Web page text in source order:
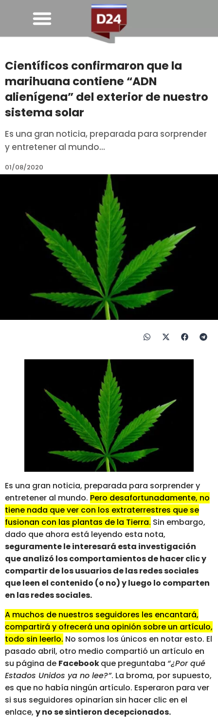
Científicos confirmaron que la
marihuana contiene “ADN
alienígena” del exterior de nuestro
sistema solar
Es una gran noticia, preparada para sorprender
y entretener al mundo...
01/08/2020
Es una gran noticia, preparada para sorprender y
entretener al mundo. Pero desafortunadamente, no
tiene nada que ver con los extraterrestres que se
fusionan con las plantas de la Tierra. Sin embargo,
dado que ahora está leyendo esta nota,
seguramente le interesará esta investigación
que analizó los comportamientos de hacer clic y
compartir de los usuarios de las redes sociales
que leen el contenido (o no) y luego lo comparten
en las redes sociales.
A muchos de nuestros seguidores les encantará,
compartirá y ofrecerá una opinión sobre un artículo,
todo sin leerlo. No somos los únicos en notar esto. El
pasado abril, otro medio compartió un artículo en
su página de Facebookque preguntaba “¿Por qué
Estados Unidos ya no lee?”. La broma, por supuesto,
es que no había ningún artículo. Esperaron para ver
si sus seguidores opinarían sin hacer clic en el
enlace, y no se sintieron decepcionados.